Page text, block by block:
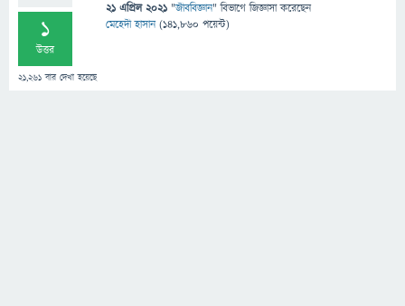
1
উত্তর
21,261 বার দেখা হয়েছে
21 এপ্রিল 2021 "জীববিজ্ঞান" বিভাগে জিজ্ঞাসাকরেছেন
মেহেদী হাসান (141,860 পয়েন্ট)